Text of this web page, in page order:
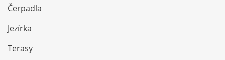
Čerpadla
Jezírka
Terasy